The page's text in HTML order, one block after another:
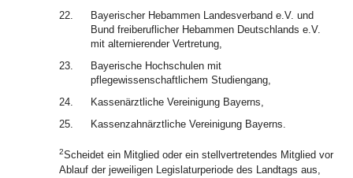
22.
Bayerischer Hebammen Landesverband e.V. und
Bund freiberuflicher Hebammen Deutschlands e.V.
mit alternierender Vertretung,
23.
Bayerische Hochschulen mit
pflegewissenschaftlichem Studiengang,
24.
Kassenärztliche Vereinigung Bayerns,
25.
Kassenzahnärztliche Vereinigung Bayerns.
2Scheidet ein Mitglied oder ein stellvertretendes Mitglied vor
Ablauf der jeweiligen Legislaturperiode des Landtags aus,